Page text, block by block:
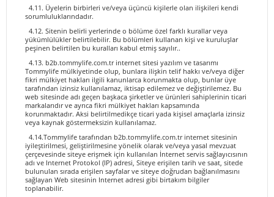
4.11. Üyelerin birbirleri ve/veya üçüncü kişilerle olan ilişkileri kendi
sorumluluklarındadır.
4.12. Sitenin belirli yerlerinde o bölüme özel farklı kurallar veya
yükümlülükler belirtilebilir. Bu bölümleri kullanan kişi ve kuruluşlar
peşinen belirtilen bu kuralları kabul etmiş sayılır..
4.13. b2b.tommylife.com.tr internet sitesi yazılım ve tasarımı
Tommylife mülkiyetinde olup, bunlara ilişkin telif hakkı ve/veya diğer
fikri mülkiyet hakları ilgili kanunlarca korunmakta olup, bunlar üye
tarafından izinsiz kullanılamaz, iktisap edilemez ve değiştirilemez. Bu
web sitesinde adı geçen başkaca şirketler ve ürünleri sahiplerinin ticari
markalarıdır ve ayrıca fikri mülkiyet hakları kapsamında
korunmaktadır. Aksi belirtilmedikçe ticari yada kişisel amaçlarla izinsiz
veya kaynak göstermeksizin kullanılamaz.
4.14.Tommylife tarafından b2b.tommylife.com.tr internet sitesinin
iyileştirilmesi, geliştirilmesine yönelik olarak ve/veya yasal mevzuat
çerçevesinde siteye erişmek için kullanılan İnternet servis sağlayıcısının
adı ve Internet Protokol (IP) adresi, Siteye erişilen tarih ve saat, sitede
bulunulan sırada erişilen sayfalar ve siteye doğrudan bağlanılmasını
sağlayan Web sitesinin Internet adresi gibi birtakım bilgiler
toplanabilir.